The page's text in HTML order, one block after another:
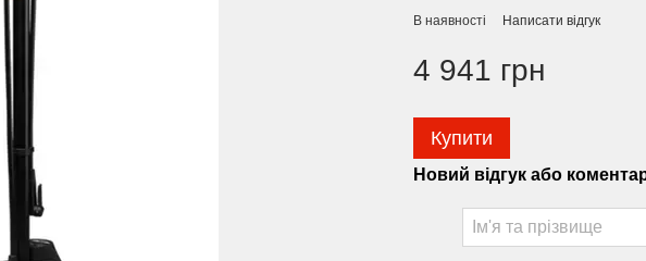
В наявності Написати відгук
4 941 грн
Купити
Новий відгук або